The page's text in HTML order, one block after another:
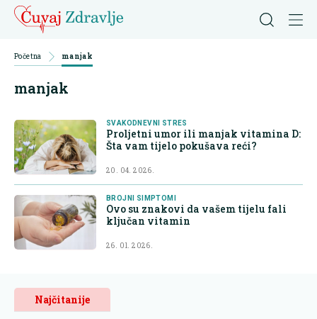
Početna manjak
manjak
SVAKODNEVNI STRES
Proljetni umor ili manjak vitamina D:
Šta vam tijelo pokušava reći?
20. 04. 2026.
BROJNI SIMPTOMI
Ovo su znakovi da vašem tijelu fali
ključan vitamin
26. 01. 2026.
Najčitanije